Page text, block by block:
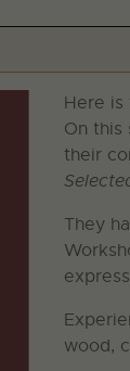
Here is
On this
their
They
wood,